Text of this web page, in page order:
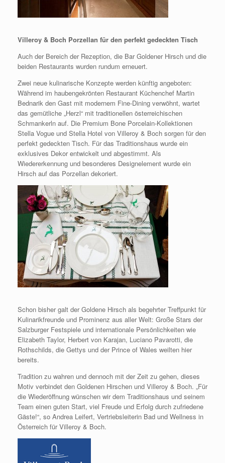
Villeroy & Boch Porzellan für den perfekt gedeckten Tisch
Auch der Bereich der Rezeption, die Bar Goldener Hirsch und die
beiden Restaurants wurden rundum erneuert.
Zwei neue kulinarische Konzepte werden künftig angeboten:
Während im haubengekrönten Restaurant Küchenchef Martin
Bednarik den Gast mit modernem Fine-Dining verwöhnt, wartet
das gemütliche „Herzl“ mit traditionellen österreichischen
Schmankerln auf. Die Premium Bone Porcelain-Kollektionen
Stella Vogue und Stella Hotel von Villeroy & Boch sorgen für den
perfekt gedeckten Tisch. Für das Traditionshaus wurde ein
exklusives Dekor entwickelt und abgestimmt. Als
Wiedererkennung und besonderes Designelement wurde ein
Hirsch auf das Porzellan dekoriert.
Schon bisher galt der Goldene Hirsch als begehrter Treffpunkt für
Kulinarikfreunde und Prominenz aus aller Welt: Große Stars der
Salzburger Festspiele und internationale Persönlichkeiten wie
Elizabeth Taylor, Herbert von Karajan, Luciano Pavarotti, die
Rothschilds, die Gettys und der Prince of Wales weilten hier
bereits.
Tradition zu wahren und dennoch mit der Zeit zu gehen, dieses
Motiv verbindet den Goldenen Hirschen und Villeroy & Boch. „Für
die Wiederöffnung wünschen wir dem Traditionshaus und seinem
Team einen guten Start, viel Freude und Erfolg durch zufriedene
Gäste!“, so Andrea Leifert, Vertriebsleiterin Bad und Wellness in
Österreich für Villeroy & Boch.